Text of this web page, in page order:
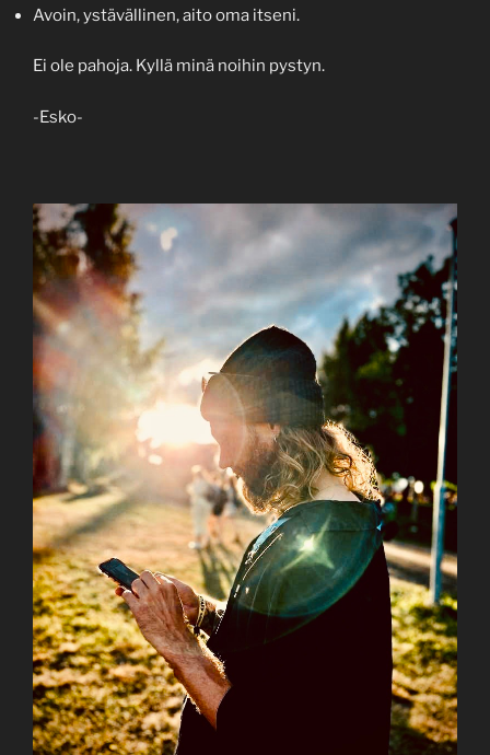
Avoin, ystävällinen, aito oma itseni.
Ei ole pahoja. Kyllä minä noihin pystyn.
-Esko-